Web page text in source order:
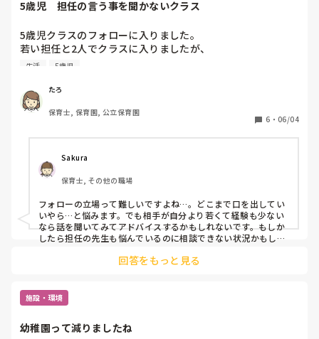
5歳児　担任の言う事を聞かないクラス
5歳児クラスのフォローに入りました。
若い担任と2人でクラスに入りましたが、
子どもたちは担任とまだ関係が作れていないのか、あまり話
り。
動きの大きいくて、寝づらい一人の子に担任がつくと、その
他の子のことは担任も注意するものの聞かず。
な？』と様子を見てしまいました。結局通りかかった主任先
生が静かにさせて、眠りにつけました。
担任に、どうしたかったのか聞いたらよかったかな、自分は
どういう立ち位置でフォローすればよかったかなと反省して
クラスの子的には、力は持っているし、寝ることの大切さも
分かっている子どもたちだと感じています。
生活 5歳児
たろ
保育士, 保育園, 公立保育園
6 ・ 06/04
Sakura
保育士, その他の職場
フォローの立場って難しいですよね…。どこまで口を出してい
いやら…と悩みます。でも相手が自分より若くて経験も少ない
なら話を聞いてみてアドバイスするかもしれないです。もしか
したら担任の先生も悩んでいるのに相談できない状況かもしれ
回答をもっと見る
施設・環境
幼稚園って減りましたね